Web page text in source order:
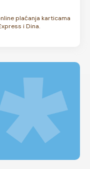
plaćanja karticama
i Dina.